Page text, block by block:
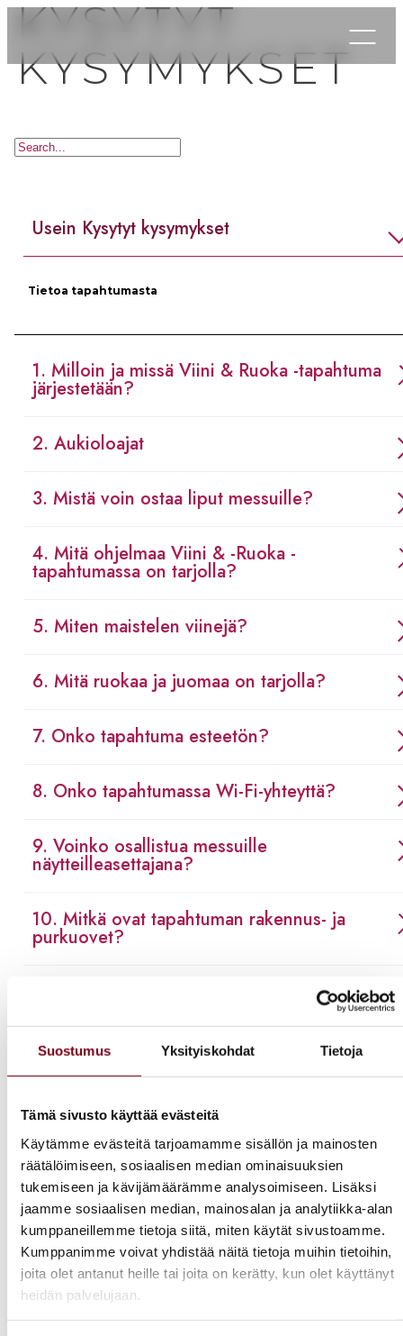
Suostumus Yksityiskohdat Tietoja
Tämä sivusto käyttää evästeitä
Käytämme evästeitä tarjoamamme sisällön ja mainosten
räätälöimiseen, sosiaalisen median ominaisuuksien
tukemiseen ja kävijämäärämme analysoimiseen. Lisäksi
jaamme sosiaalisen median, mainosalan ja analytiikka-alan
kumppaneillemme tietoja siitä, miten käytät sivustoamme.
Kumppanimme voivat yhdistää näitä tietoja muihin tietoihin,
joita olet antanut heille tai joita on kerätty, kun olet käyttänyt
heidän palvelujaan.
KYSYTYT
KYSYMYKSET
Usein Kysytyt kysymykset
Tietoa tapahtumasta
1. Milloin ja missä Viini & Ruoka -tapahtuma
järjestetään?
2. Aukioloajat
3. Mistä voin ostaa liput messuille?
4. Mitä ohjelmaa Viini & -Ruoka -
tapahtumassa on tarjolla?
5. Miten maistelen viinejä?
6. Mitä ruokaa ja juomaa on tarjolla?
7. Onko tapahtuma esteetön?
8. Onko tapahtumassa Wi-Fi-yhteyttä?
9. Voinko osallistua messuille
näytteilleasettajana?
10. Mitkä ovat tapahtuman rakennus- ja
purkuovet?
12. Miten löydän oikean osaston tai
näytteilleasettajan tapahtumasta?
13. Saanko tuoda lapsia Viini & Ruoka -
tapahtumaan?
14. Miten voin antaa palautetta
tapahtumasta?